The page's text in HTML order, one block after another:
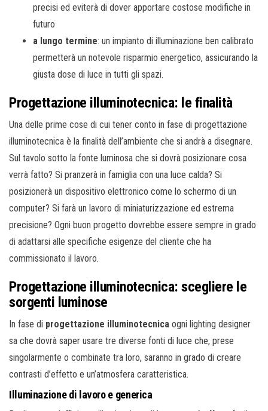
precisi ed eviterà di dover apportare costose modifiche in
futuro
a lungo termine: un impianto di illuminazione ben calibrato
permetterà un notevole risparmio energetico, assicurando la
giusta dose di luce in tutti gli spazi.
Progettazione illuminotecnica: le finalità
Una delle prime cose di cui tener conto in fase di progettazione
illuminotecnica è la finalità dell’ambiente che si andrà a disegnare.
Sul tavolo sotto la fonte luminosa che si dovrà posizionare cosa
verrà fatto? Si pranzerà in famiglia con una luce calda? Si
posizionerà un dispositivo elettronico come lo schermo di un
computer? Si farà un lavoro di miniaturizzazione ed estrema
precisione? Ogni buon progetto dovrebbe essere sempre in grado
di adattarsi alle specifiche esigenze del cliente che ha
commissionato il lavoro.
Progettazione illuminotecnica: scegliere le
sorgenti luminose
In fase di progettazione illuminotecnica ogni lighting designer
sa che dovrà saper usare tre diverse fonti di luce che, prese
singolarmente o combinate tra loro, saranno in grado di creare
contrasti d’effetto e un’atmosfera caratteristica.
Illuminazione di lavoro e generica